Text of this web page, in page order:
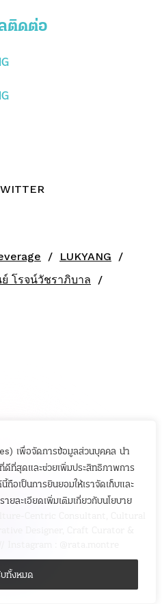
เพื่อจัดการข้อมูลส่วนบุคคล นำ
ดีที่สุดและช่วยเพิ่มประสิทธิภาพการ
ถือเป็นการยินยอมให้เราจัดเก็บและ
ยละเอียดเพิ่มเติมเกี่ยวกับนโยบาย
ทั้งหมด
ติดต่อ
LUKYANG
โรจน์วัชราภิบาล
Centric Consultant, Cultural
Instagram : @rata.montre